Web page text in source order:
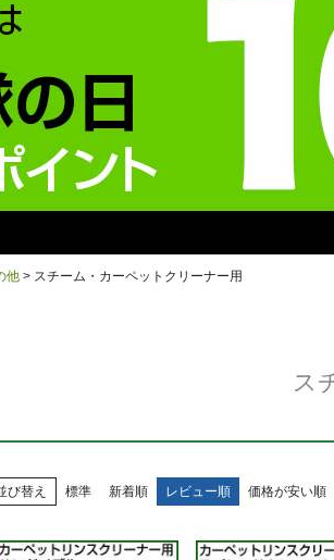
他 スチーム・カーペットクリーナー用
ス
び替え 標準 新着順 レビュー順 価格が安い順